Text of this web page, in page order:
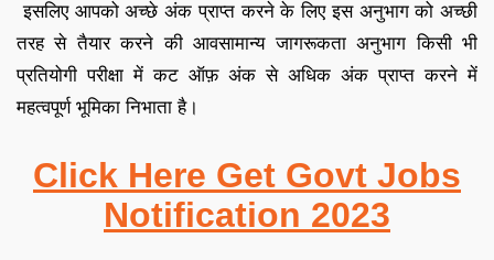
इसलिए आपको अच्छे अंक प्राप्त करने के लिए इस अनुभाग को अच्छी
तरह से तैयार करने की आवसामान्य जागरूकता अनुभाग किसी भी
प्रतियोगी परीक्षा में कट ऑफ़ अंक से अधिक अंक प्राप्त करने में
महत्वपूर्ण भूमिका निभाता है।
Click Here Get Govt Jobs
Notification 2023